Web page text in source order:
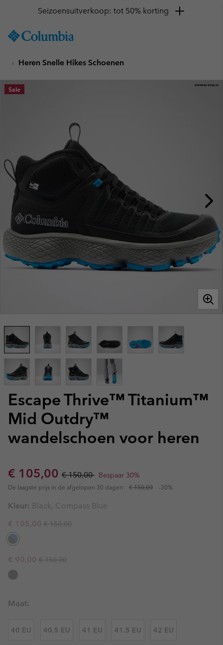
TO
SKIP
MAIN
NAV
Seizoensuitverkoop: tot 50% korting
Heren Snelle Hikes Schoenen
Escape Thrive™ Titanium™
Mid Outdry™
wandelschoen voor heren
Sale price:
€ 105,00 Regular price:
€ 150,00 Bespaar 30%
De laagste prijs in de afgelopen 30 dagen: € 150,00 -30%
Sale
Kleur: Black, Compass Blue
Sale price:
€ 105,00 Regular price:
€ 150,00
Sale price:
€ 90,00 Regular price:
€ 150,00
Maat:
40 EU 40.5 EU 41 EU 41.5 EU 42 EU